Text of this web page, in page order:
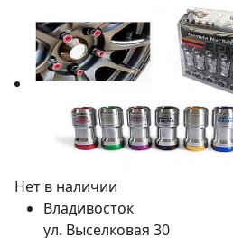
Нет в наличии
Владивосток
ул. Выселковая 30